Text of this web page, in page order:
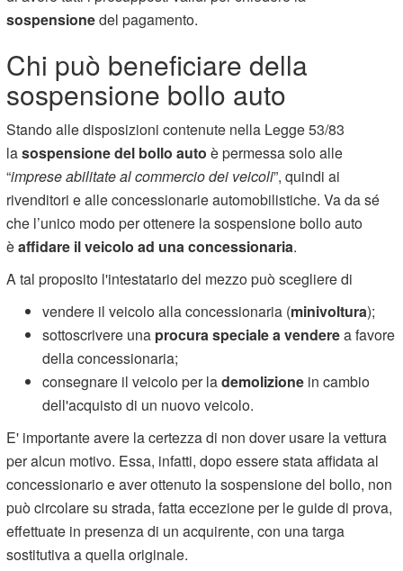
sospensionedel pagamento.
Chi può beneficiare della
sospensione bollo auto
Stando alle disposizioni contenute nella Legge 53/83
lasospensione del bollo auto è permessa solo alle
“imprese abilitate al commercio dei veicoli”, quindi ai
rivenditori e alle concessionarie automobilistiche. Va da sé
che l’unico modo per ottenere la sospensione bollo auto
èaffidare il veicolo ad una concessionaria.
A tal proposito l'intestatario del mezzo può scegliere di
vendere il veicolo alla concessionaria (minivoltura);
sottoscrivere una procura speciale a venderea favore
della concessionaria;
consegnare il veicolo per lademolizione in cambio
dell'acquisto di un nuovo veicolo.
E' importante avere la certezza di non dover usare la vettura
per alcun motivo. Essa, infatti, dopo essere stata affidata al
concessionario e aver ottenuto la sospensione del bollo, non
può circolare su strada, fatta eccezione per le guide di prova,
effettuate in presenza di un acquirente, con una targa
sostitutiva a quella originale.